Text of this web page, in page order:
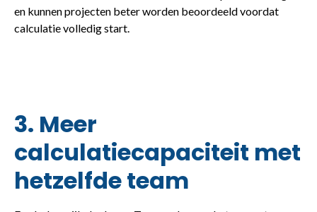
en kunnen projecten beter worden beoordeeld voordat
calculatie volledig start.
3. Meer
calculatiecapaciteit met
hetzelfde team